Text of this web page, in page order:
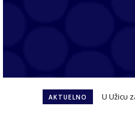
AKTUELNO U Užicu